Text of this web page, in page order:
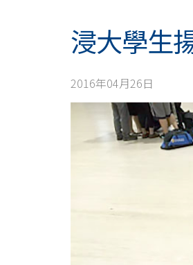
浸大學生
2016年04月26日